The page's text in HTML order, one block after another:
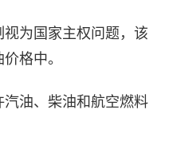
为国家主权问题，该
格中。
汽油、柴油和航空燃料